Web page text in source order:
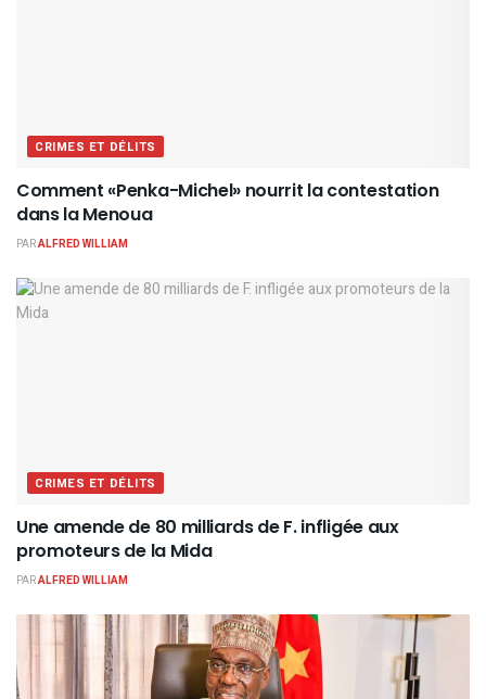
CRIMES ET DÉLITS
Comment «Penka-Michel» nourrit la contestation
dans la Menoua
PARALFRED WILLIAM
CRIMES ET DÉLITS
Une amende de 80 milliards de F. infligée aux
promoteurs de la Mida
PARALFRED WILLIAM